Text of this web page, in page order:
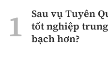
Sau vụ Tuyên
tốt nghiệp
bạch hơn?